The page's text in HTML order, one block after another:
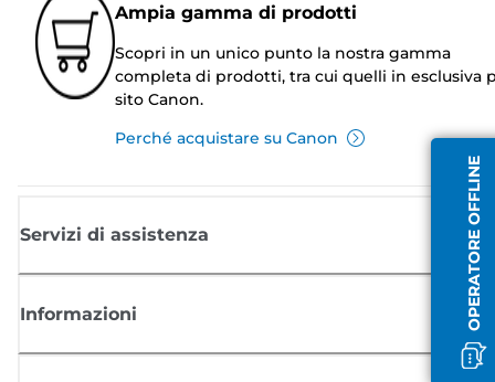
OPERATORE OFFLINE
Ampia gamma di prodotti
Scopri in un unico punto la nostra gamma
completa di prodotti, tra cui quelli in esclusiva
sito Canon.
Perché acquistare su Canon
Servizi di assistenza
Informazioni